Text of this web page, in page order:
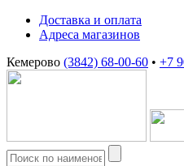
Доставка и оплата
Адреса магазинов
Кемерово (3842) 68-00-60 • +7